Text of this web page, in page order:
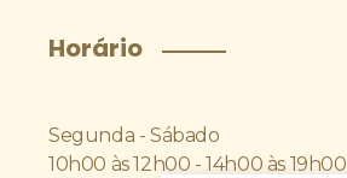
Horário
Segunda - Sábado
10h00 às 12h00 - 14h00 às 19h00